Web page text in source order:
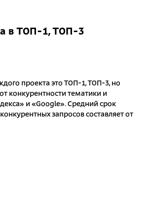
в ТОП-1, ТОП-3
проекта это ТОП-1, ТОП-3, но
конкурентности тематики и
и «Google». Средний срок
запросов составляет от